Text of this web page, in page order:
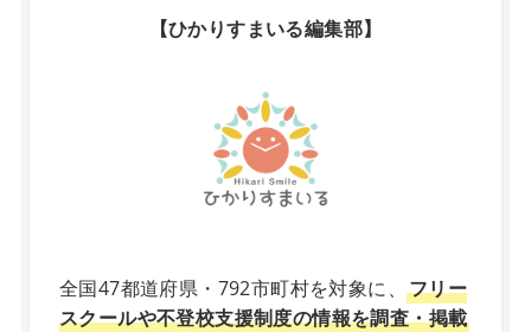
【ひかりすまいる編集部】
全国47都道府県・792市町村を対象に、 フリー
スクールや不登校支援制度の情報を調査・掲載